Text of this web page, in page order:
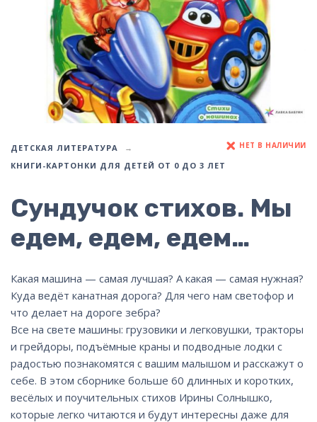
ДЕТСКАЯ ЛИТЕРАТУРА
КНИГИ-КАРТОНКИ ДЛЯ ДЕТЕЙ ОТ 0 ДО 3 ЛЕТ
НЕТ В НАЛИЧИИ
Сундучок стихов. Мы
едем, едем, едем…
Какая машина — самая лучшая? А какая — самая нужная?
Куда ведёт канатная дорога? Для чего нам светофор и
что делает на дороге зебра?
Все на свете машины: грузовики и легковушки, тракторы
и грейдоры, подъёмные краны и подводные лодки с
радостью познакомятся с вашим малышом и расскажут о
себе. В этом сборнике больше 60 длинных и коротких,
весёлых и поучительных стихов Ирины Солнышко,
которые легко читаются и будут интересны даже для